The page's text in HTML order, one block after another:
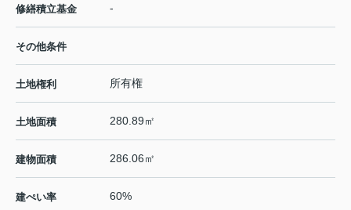
修繕積立基金 -
その他条件
土地権利 所有権
土地面積 280.89㎡
建物面積 286.06㎡
建ぺい率 60%